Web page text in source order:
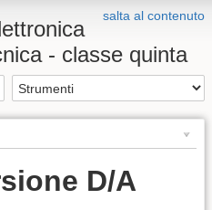
salta al contenuto
- classe quinta
D/A